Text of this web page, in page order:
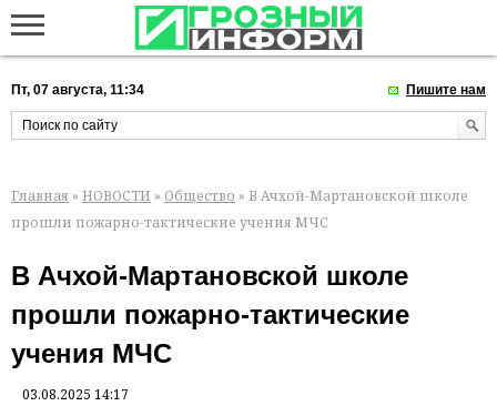
Пт, 07 августа, 11:34 Пишите нам
Главная » НОВОСТИ » Общество » В Ачхой-Мартановской школе
прошли пожарно-тактические учения МЧС
В Ачхой-Мартановской школе
прошли пожарно-тактические
учения МЧС
03.08.2025 14:17